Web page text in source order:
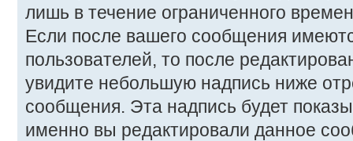
лишь в течение ограниченного
Если после вашего сообщения
пользователей, то после
увидите небольшую надпись ниже
сообщения. Эта надпись будет
именно вы редактировали данное